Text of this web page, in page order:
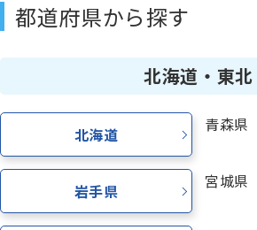
関塾コラム
無料体験授業
資料請求
都道府県から探す
北海道・東北
北海道 青森県
岩手県 宮城県